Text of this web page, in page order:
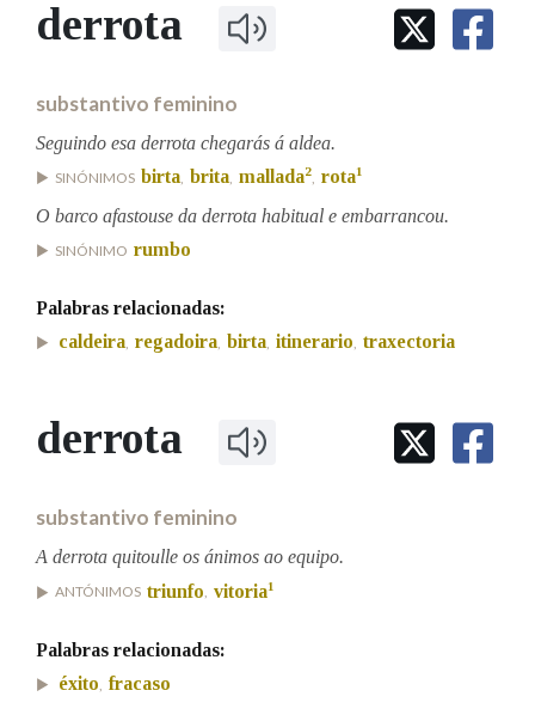
IDENTIDADE CORPORATIVA
MARCIAL DEL ADALID
FIGURAS HOMENAXEADAS
PRIMAVERA DAS LETRAS
PORTAL DAS PALABRAS
Facebook
TwitterYoutubeInstagram
Bluesky
BUSCAR NOS LEMAS
Remata por
Contén
Nas definicións
Nos exemplos
Na fraseoloxía
derrota
substantivo feminino
Seguindo esa derrota chegarás á aldea.
SINÓNIMOS birta, brita, mallada2, rota1
O barco afastouse da derrota habitual e embarrancou.
SINÓNIMO rumbo
Palabras relacionadas:
caldeira, regadoira, birta, itinerario, traxectoria
derrota
substantivo feminino
A derrota quitoulle os ánimos ao equipo.
ANTÓNIMOS triunfo, vitoria1
Palabras relacionadas:
éxito fracaso